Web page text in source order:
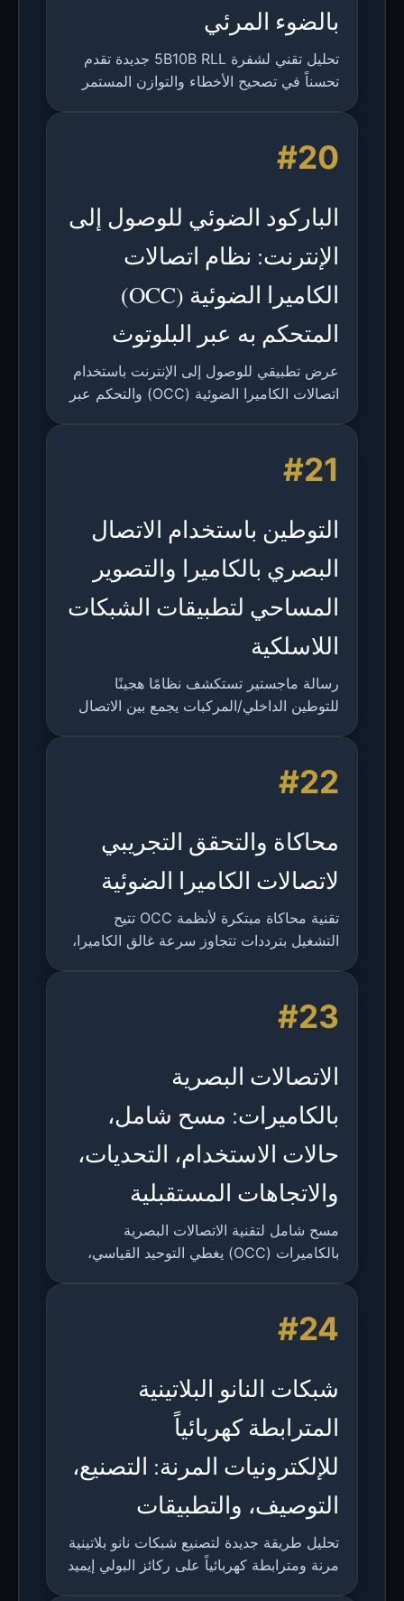
بالضوء المرئي
تحليل تقني لشفرة 5B10B RLL جديدة تقدم
تحسناً في تصحيح الأخطاء والتوازن المستمر
#20
الباركود الضوئي للوصول إلى
الإنترنت: نظام اتصالات
الكاميرا الضوئية (OCC)
المتحكم به عبر البلوتوث
عرض تطبيقي للوصول إلى الإنترنت باستخدام
اتصالات الكاميرا الضوئية (OCC) والتحكم عبر
والوصول إلى مواقع الويب المقابلة.
#21
التوطين باستخدام الاتصال
البصري بالكاميرا والتصوير
المساحي لتطبيقات الشبكات
اللاسلكية
رسالة ماجستير تستكشف نظامًا هجينًا
للتوطين الداخلي/المركبات يجمع بين الاتصال
#22
محاكاة والتحقق التجريبي
لاتصالات الكاميرا الضوئية
تقنية محاكاة مبتكرة لأنظمة OCC تتيح
التشغيل بترددات تتجاوز سرعة غالق الكاميرا،
#23
الاتصالات البصرية
بالكاميرات: مسح شامل،
حالات الاستخدام، التحديات،
والاتجاهات المستقبلية
مسح شامل لتقنية الاتصالات البصرية
بالكاميرات (OCC) يغطي التوحيد القياسي،
الحركة، وأنظمة النقل الذكية.
#24
شبكات النانو البلاتينية
المترابطة كهربائياً
للإلكترونيات المرنة: التصنيع،
التوصيف، والتطبيقات
تحليل طريقة جديدة لتصنيع شبكات نانو بلاتينية
مرنة ومترابطة كهربائياً على ركائز البولي إيميد